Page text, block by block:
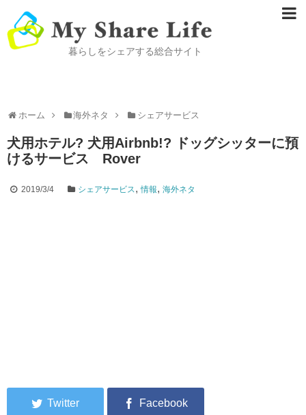
暮らしをシェアする総合サイト
ホーム 海外ネタ シェアサービス
犬用ホテル? 犬用Airbnb!? ドッグシッターに預
けるサービス Rover
2019/3/4 シェアサービス,情報,海外ネタ